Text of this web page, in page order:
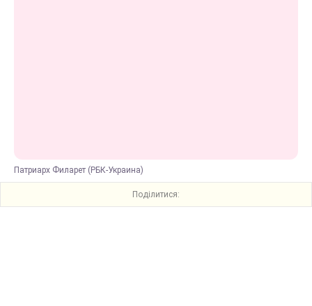
Патриарх Филарет (РБК-Украина)
Поділитися: